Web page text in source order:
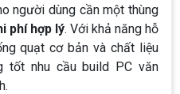
người dùng cần một thùng
phí hợp lý. Với khả năng hỗ
quạt cơ bản và chất liệu
tốt nhu cầu build PC văn